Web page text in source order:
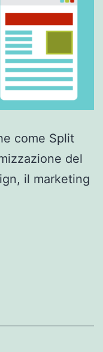
come Split
del
il marketing